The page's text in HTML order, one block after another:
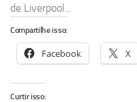
de Liverpool...
Compartilhe isso:
Facebook X
Curtir isso: